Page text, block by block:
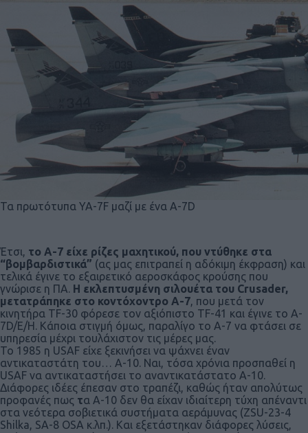
Τα πρωτότυπα YA-7F μαζί με ένα A-7D
Έτσι, το Α-7 είχε ρίζες μαχητικού, που ντύθηκε στα
“βομβαρδιστικά” (ας μας επιτραπεί η αδόκιμη έκφραση) και
τελικά έγινε το εξαιρετικό αεροσκάφος κρούσης που
γνώρισε η ΠΑ. Η εκλεπτυσμένη σιλουέτα του Crusader,
μετατράπηκε στο κοντόχοντρο Α-7, που μετά τον
κινητήρα TF-30 φόρεσε τον αξιόπιστο TF-41 και έγινε το A-
7D/E/H. Κάποια στιγμή όμως, παραλίγο το Α-7 να φτάσει σε
υπηρεσία μέχρι τουλάχιστον τις μέρες μας.
Το 1985 η USAF είχε ξεκινήσει να ψάχνει έναν
αντικαταστάτη του… Α-10. Ναι, τόσα χρόνια προσπαθεί η
USAF να αντικαταστήσει το αναντικατάστατο Α-10.
Διάφορες ιδέες έπεσαν στο τραπέζι, καθώς ήταν απολύτως
προφανές πως τα Α-10 δεν θα είχαν ιδιαίτερη τύχη απέναντι
στα νεότερα σοβιετικά συστήματα αεράμυνας (ZSU-23-4
Shilka, SA-8 OSA κ.λπ.). Και εξετάστηκαν διάφορες λύσεις,